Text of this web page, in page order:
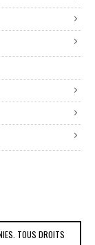
TOUS DROITS